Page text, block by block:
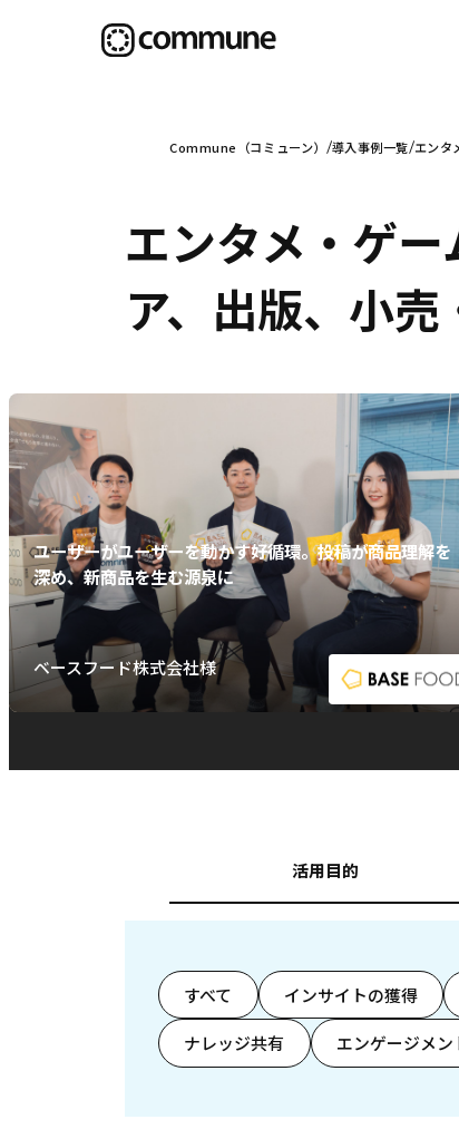
Commune（コミューン） 導入事例一覧 エンタ
エンタメ・ゲ
ア、出版、小
ユーザーがユーザーを動かす好循環。投稿が商品理解を
深め、新商品を生む源泉に
ベースフード株式会社様
活用目的
すべて インサイトの獲得
ナレッジ共有 エンゲージメン